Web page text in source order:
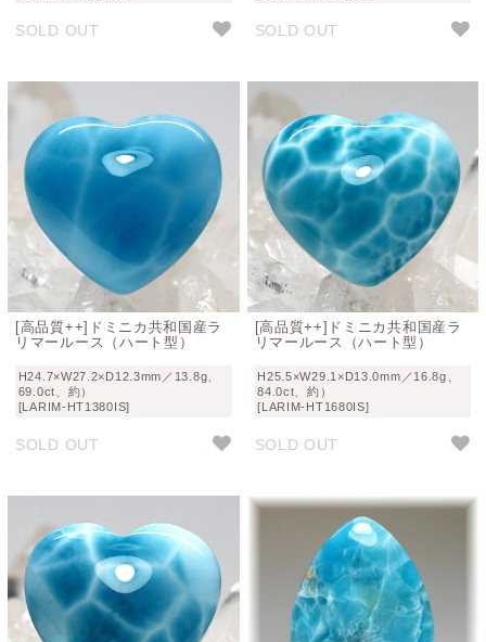
SOLD OUT SOLD OUT
[高品質++]ドミニカ共和国産ラ
リマールース（ハート型）
H24.7×W27.2×D12.3mm／13.8g、
69.0ct、約）
[LARIM-HT1380IS]
SOLD OUT
[高品質++]ドミニカ共和国産ラ
リマールース（ハート型）
H25.5×W29.1×D13.0mm／16.8g、
84.0ct、約）
[LARIM-HT1680IS]
SOLD OUT